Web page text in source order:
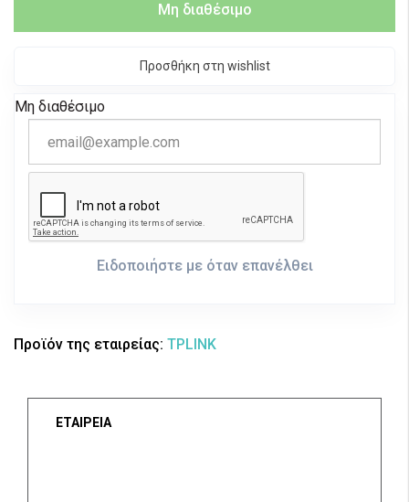
Μη διαθέσιμο
Προσθήκη στη wishlist
Μη διαθέσιμο
Ειδοποιήστε με όταν επανέλθει
Προϊόν της εταιρείας: TPLINK
ΕΤΑΙΡΕΙΑ